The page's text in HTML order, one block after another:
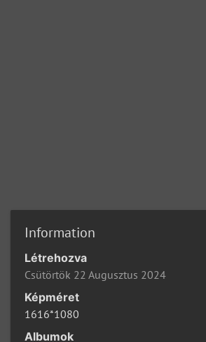
Information
Létrehozva
Csütörtök 22 Augusztus 2024
Képméret
1616*1080
Albumok